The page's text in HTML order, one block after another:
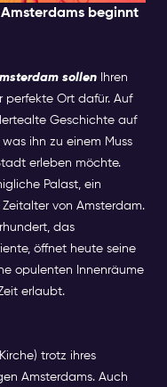
beginnt
sollen
Ihren
perfekte Ort dafür. Auf
Geschichte auf
ihn zu einem Muss
erleben möchte.
Palast, ein
von Amsterdam.
das
öffnet heute seine
opulenten Innenräume
erlaubt.
trotz ihres
Amsterdams. Auch